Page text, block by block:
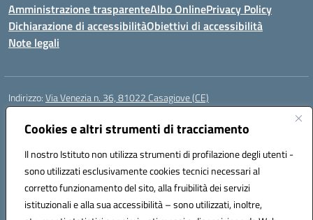
Cookies e altri strumenti di tracciamento
Il nostro Istituto non utilizza strumenti di profilazione degli utenti -
sono utilizzati esclusivamente cookies tecnici necessari al
corretto funzionamento del sito, alla fruibilità dei servizi
istituzionali e alla sua accessibilità – sono utilizzati, inoltre,
Amministrazione trasparenteAlbo OnlinePrivacy Policy
Dichiarazione di accessibilitàObiettivi di accessibilità
Note legali
Indirizzo:Via Venezia n. 36, 81022 Casagiove (CE)
Centralino:
Posta elettronica certificata (PEC):ceic893002@pec.istruzione.it
Codice fiscale: 93085870611
Codice meccanografico:CEIC893002
Codice Indice delle Pubbliche Amministrazioni (IPA): icmp_061
Codice unico di fatturazione (CUF): UFIOD3